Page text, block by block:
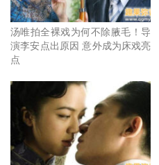
汤唯拍全裸戏为何不除腋毛！导
演李安点出原因 意外成为床戏亮
点